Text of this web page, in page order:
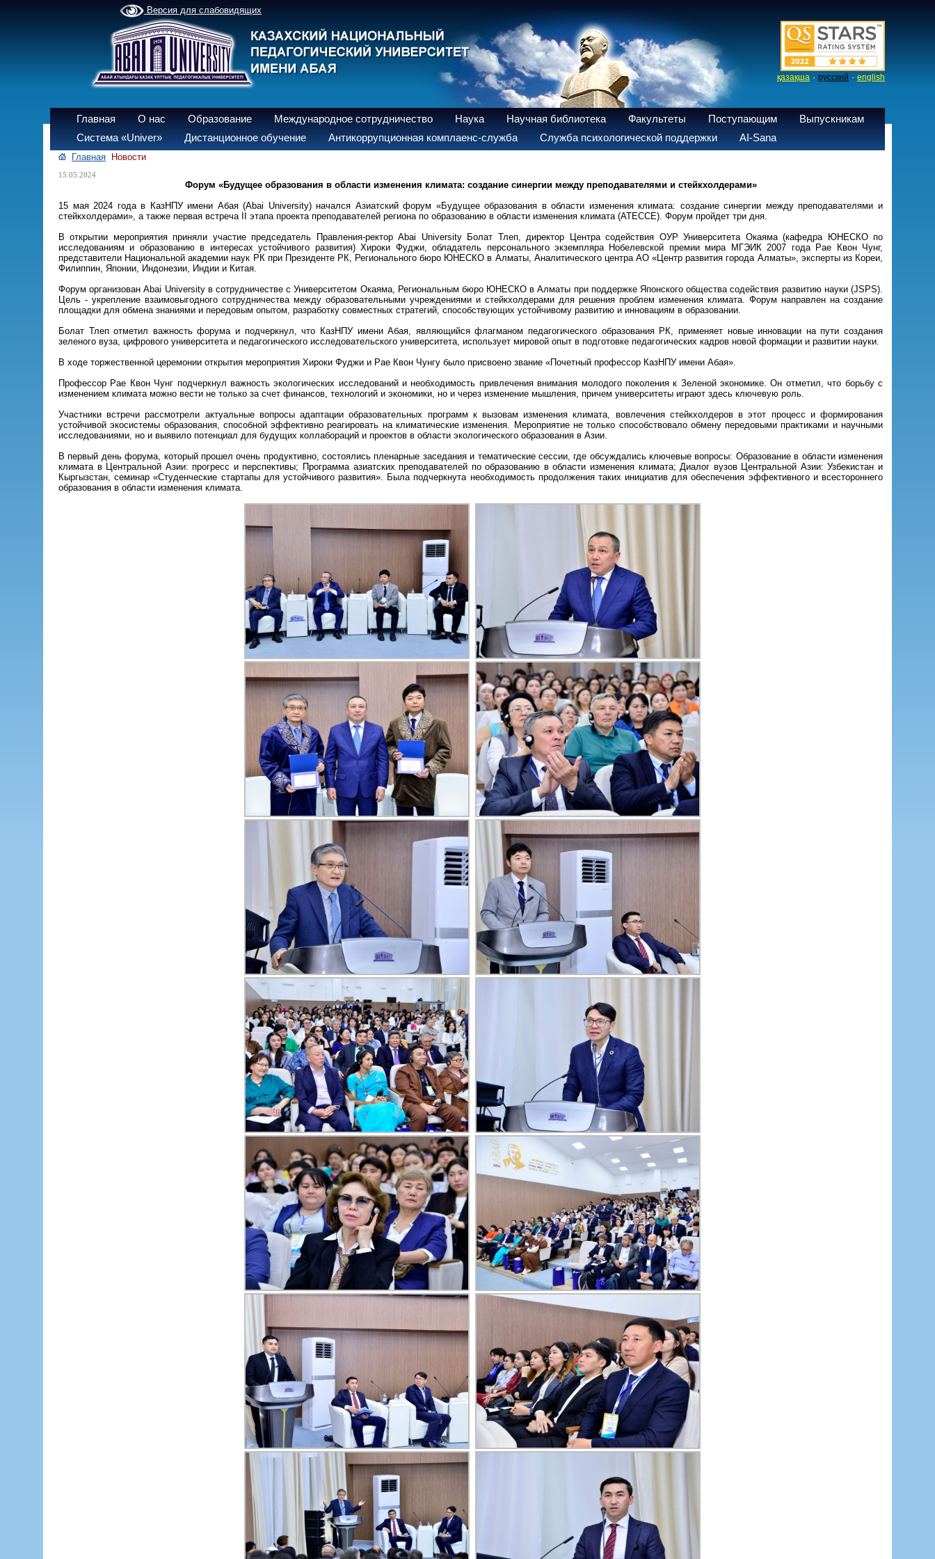
Версия для слабовидящих
қазақша · русский · english
Главная О нас Образование Международное сотрудничество Наука Научная библиотека Факультеты Поступающим
Выпускникам
Система «Univer»
Дистанционное обучение Антикоррупционная комплаенс-служба Служба психологической поддержки AI-Sana
Главная Новости
15.05.2024
Форум «Будущее образования в области изменения климата: создание синергии между преподавателями и стейкхолдерами»
15 мая 2024 года в КазНПУ имени Абая (Abai University) начался Азиатский форум «Будущее образования в области изменения климата: создание синергии между преподавателями и
стейкхолдерами», а также первая встреча II этапа проекта преподавателей региона по образованию в области изменения климата (ATECCE). Форум пройдет три дня.
В открытии мероприятия приняли участие председатель Правления-ректор Abai University Болат Тлеп, директор Центра содействия ОУР Университета Окаяма (кафедра ЮНЕСКО по
исследованиям и образованию в интересах устойчивого развития) Хироки Фуджи, обладатель персонального экземпляра Нобелевской премии мира МГЭИК 2007 года Рае Квон Чунг,
представители Национальной академии наук РК при Президенте РК, Регионального бюро ЮНЕСКО в Алматы, Аналитического центра АО «Центр развития города Алматы», эксперты из Кореи,
Филиппин, Японии, Индонезии, Индии и Китая.
Форум организован Abai University в сотрудничестве с Университетом Окаяма, Региональным бюро ЮНЕСКО в Алматы при поддержке Японского общества содействия развитию науки (JSPS).
Цель - укрепление взаимовыгодного сотрудничества между образовательными учреждениями и стейкхолдерами для решения проблем изменения климата. Форум направлен на создание
площадки для обмена знаниями и передовым опытом, разработку совместных стратегий, способствующих устойчивому развитию и инновациям в образовании.
Болат Тлеп отметил важность форума и подчеркнул, что КазНПУ имени Абая, являющийся флагманом педагогического образования РК, применяет новые инновации на пути создания
зеленого вуза, цифрового университета и педагогического исследовательского университета, использует мировой опыт в подготовке педагогических кадров новой формации и развитии науки.
В ходе торжественной церемонии открытия мероприятия Хироки Фуджи и Рае Квон Чунгу было присвоено звание «Почетный профессор КазНПУ имени Абая».
Профессор Рае Квон Чунг подчеркнул важность экологических исследований и необходимость привлечения внимания молодого поколения к Зеленой экономике. Он отметил, что борьбу с
изменением климата можно вести не только за счет финансов, технологий и экономики, но и через изменение мышления, причем университеты играют здесь ключевую роль.
Участники встречи рассмотрели актуальные вопросы адаптации образовательных программ к вызовам изменения климата, вовлечения стейкхолдеров в этот процесс и формирования
устойчивой экосистемы образования, способной эффективно реагировать на климатические изменения. Мероприятие не только способствовало обмену передовыми практиками и научными
исследованиями, но и выявило потенциал для будущих коллабораций и проектов в области экологического образования в Азии.
В первый день форума, который прошел очень продуктивно, состоялись пленарные заседания и тематические сессии, где обсуждались ключевые вопросы: Образование в области изменения
климата в Центральной Азии: прогресс и перспективы; Программа азиатских преподавателей по образованию в области изменения климата; Диалог вузов Центральной Азии: Узбекистан и
Кыргызстан, семинар «Студенческие стартапы для устойчивого развития». Была подчеркнута необходимость продолжения таких инициатив для обеспечения эффективного и всестороннего
образования в области изменения климата.